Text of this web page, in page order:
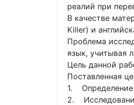
реалий при
В качестве
Killer) и
Проблема
язык, учитывая
Цель данной
Поставленная
1. Определение
2.